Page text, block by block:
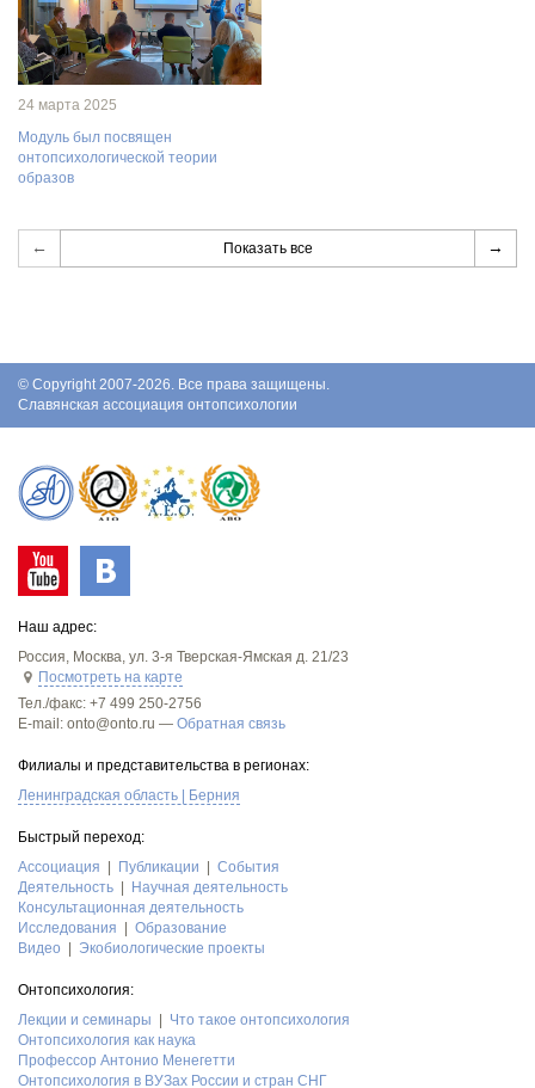
24 марта 2025
Модуль был посвящен
онтопсихологической теории
образов
← Показать все →
© Copyright 2007-2026. Все права защищены.
Славянская ассоциация онтопсихологии
Наш адрес:
Россия Москва ул. 3-я Тверская-Ямская д. 21/23
Посмотреть на карте
Тел./факс: +7 499 250-2756
E-mail: onto@onto.ru — Обратная связь
Филиалы и представительства в регионах:
Ленинградская область | Берния
Быстрый переход:
Асcоциация
Публикации
События
Деятельность
Научная деятельность
Консультационная деятельность
Исследования
Образование
Видео
Экобиологические проекты
Онтопсихология:
Лекции и семинары
Что такое онтопсихология
Онтопсихология как наука
Профессор Антонио Менегетти
Онтопсихология в ВУЗах России и стран СНГ